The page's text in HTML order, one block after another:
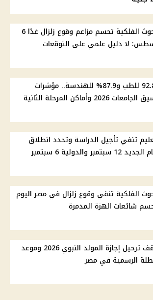
البحوث الفلكية تحسم مزاعم وقوع زلزال غدًا 6
لا دليل علمي على التوقعات
92.8% للطب و87.9% للهندسة.. مؤشرات
2026 وأماكن المرحلة الثانية
تنفي تأجيل الدراسة وتحدد انطلاق
12 سبتمبر والدولية 6 سبتمبر
الفلكية تنفي وقوع زلزال في مصر اليوم
شائعات الهزة المدمرة
موقف ترحيل إجازة المولد النبوي 2026 وموعد
الرسمية في مصر